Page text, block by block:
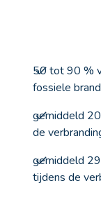
50 tot 90 %
fossiele
gemiddeld
de
gemiddeld
tijdens de